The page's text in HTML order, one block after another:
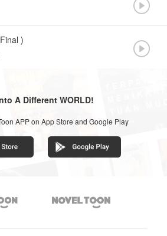

)

A Different WORLD!
APP on App Store and Google Play
